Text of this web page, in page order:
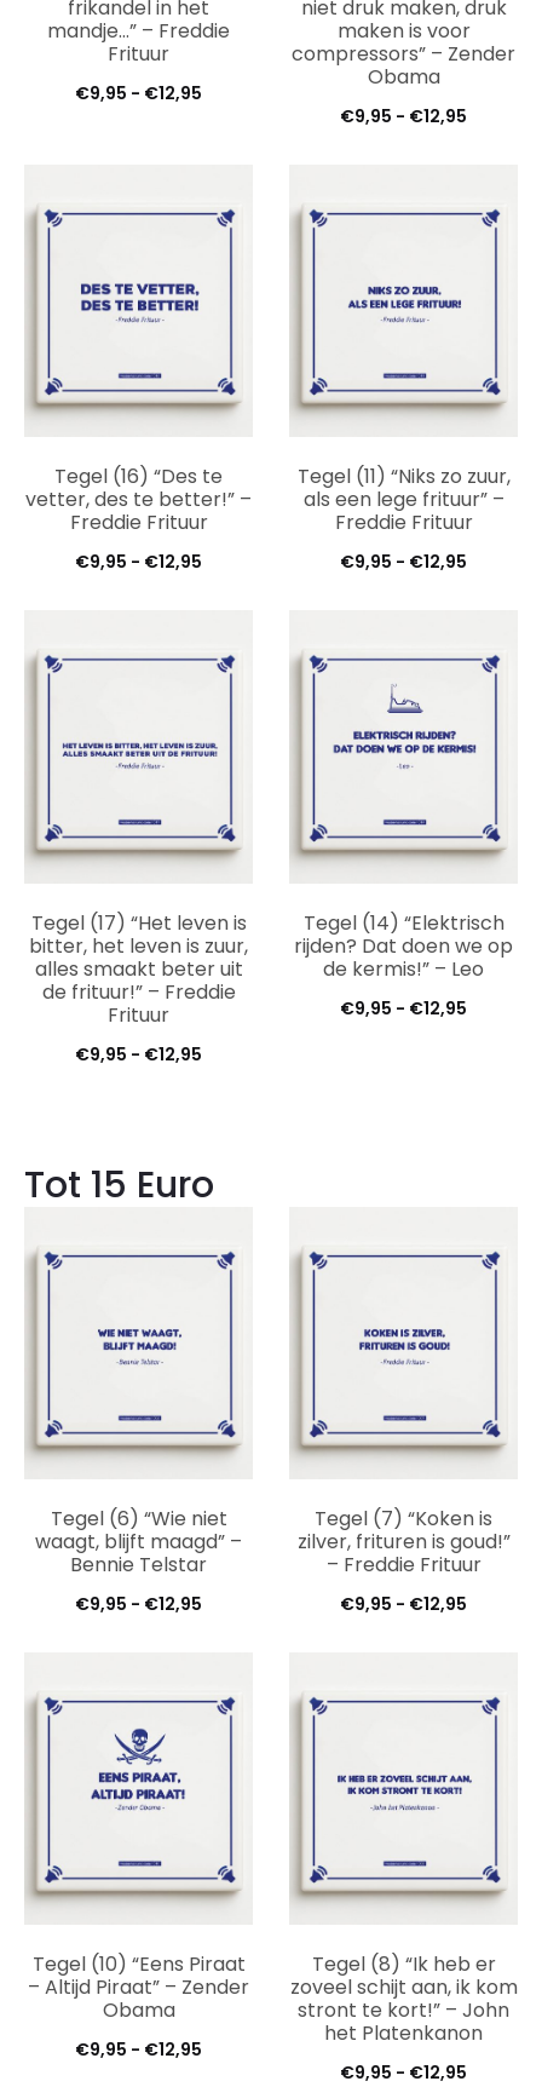
frikandel in het
mandje…” – Freddie
Frituur
€9,95 - €12,95
niet druk maken, druk
maken is voor
compressors” – Zender
Obama
€9,95 - €12,95
€12,95
Tegel (16) “Des te
vetter, des te better!” –
Freddie Frituur
€9,95 - €12,95
€12,95
Tegel (11) “Niks zo zuur,
als een lege frituur” –
Freddie Frituur
€9,95 - €12,95
€12,95
Tegel (17) “Het leven is
bitter, het leven is zuur,
alles smaakt beter uit
de frituur!” – Freddie
Frituur
€9,95 - €12,95
Tegel (14) “Elektrisch
rijden? Dat doen we op
de kermis!” – Leo
€9,95 - €12,95
Tot 15 Euro
Tegel (6) “Wie niet
waagt, blijft maagd” –
Bennie Telstar
€9,95 - €12,95
€12,95
Tegel (7) “Koken is
zilver, frituren is goud!”
– Freddie Frituur
€9,95 - €12,95
€12,95
Tegel (10) “Eens Piraat
– Altijd Piraat” – Zender
Obama
€9,95 - €12,95
Tegel (8) “Ik heb er
zoveel schijt aan, ik kom
stront te kort!” – John
het Platenkanon
€9,95 - €12,95